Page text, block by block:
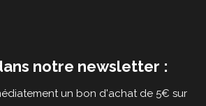
notre newsletter :
un bon d'achat de 5€ sur